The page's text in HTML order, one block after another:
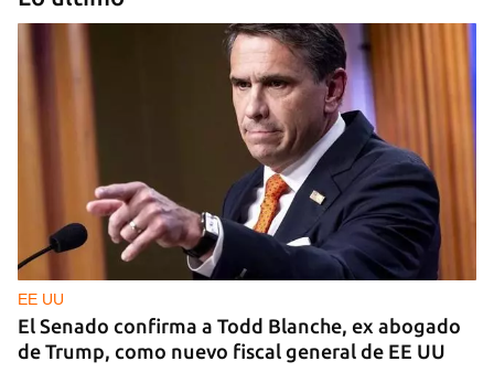
MATANZAS
"Estamos viviendo entre desconocidos": la
emigración vacía los barrios de Matanzas
EE UU
El Senado confirma a Todd Blanche, ex abogado
de Trump, como nuevo fiscal general de EE UU